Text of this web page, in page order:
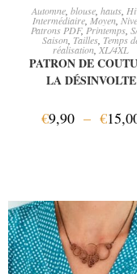
CHOIX DES
Automne blouse hauts
Intermédiaire, Moyen,
Patrons PDF,Printemps,
Saison Tailles Temps
réalisation ,XL/4XL
PATRON DE
LA DÉSINVOLTE
€9,90 – €